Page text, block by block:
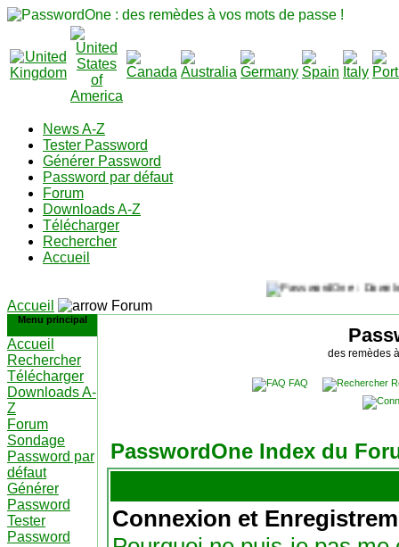
News A-Z
Tester Password
Générer Password
Password par défaut
Forum
Downloads A-Z
Télécharger
Rechercher
Accueil
Accueil Forum
Menu principal
Accueil
Rechercher
Télécharger
Downloads A-
Z
Forum
Sondage
Password par
défaut
Générer
Password
Tester
Password
des remèdes
FAQ
PasswordOne Index du
Connexion et